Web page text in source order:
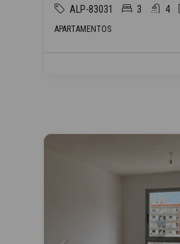
ALP-83031 3 4
APARTAMENTOS